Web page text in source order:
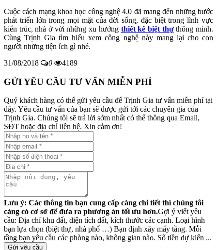
Cuộc cách mạng khoa học công nghệ 4.0 đã mang đến những bước
phát triển lớn trong mọi mặt của đời sống, đặc biệt trong lĩnh vực
kiến trúc, nhà ở với những xu hướng thiết kế biệt thự thông minh.
Cùng Trịnh Gia tìm hiểu xem công nghệ này mang lại cho con
người những tiện ích gì nhé.
31/08/2018
0 4189
GỬI YÊU CẦU TƯ VẤN MIỄN PHÍ
Quý khách hàng có thể gửi yêu cầu để Trịnh Gia tư vấn miễn phí tại
đây. Yêu cầu tư vấn của bạn sẽ được gửi tới các chuyên gia của
Trịnh Gia. Chúng tôi sẽ trả lời sớm nhất có thể thông qua Email,
SĐT hoặc địa chỉ liên hệ. Xin cảm ơn!
Lưu ý: Các thông tin bạn cung cấp càng chi tiết thì chúng tôi
càng có cơ sở để đưa ra phương án tối ưu hơn.Gợi ý viết yêu
cầu: Địa chỉ khu đất, diện tích đất, kích thước các cạnh. Loại hình
bạn lựa chọn (biệt thự, nhà phố …) Bạn định xây mấy tầng. Mỗi
tầng bạn yêu cầu các phòng nào, không gian nào. Số tiền dự kiến ...
Gửi yêu cầu